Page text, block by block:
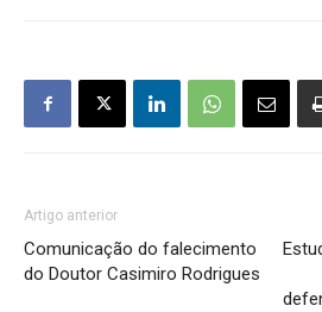
Artigo anterior
Comunicação do falecimento
do Doutor Casimiro Rodrigues